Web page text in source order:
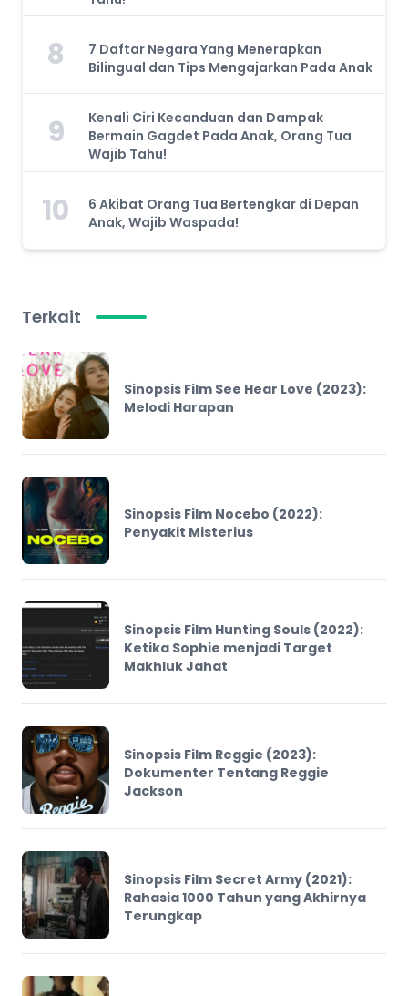
8
7 Daftar Negara Yang Menerapkan
Bilingual dan Tips Mengajarkan Pada Anak
9
Kenali Ciri Kecanduan dan Dampak
Bermain Gagdet Pada Anak, Orang Tua
Wajib Tahu!
10
6 Akibat Orang Tua Bertengkar di Depan
Anak, Wajib Waspada!
Terkait
Sinopsis Film See Hear Love (2023):
Melodi Harapan
Sinopsis Film Nocebo (2022):
Penyakit Misterius
Sinopsis Film Hunting Souls (2022):
Ketika Sophie menjadi Target
Makhluk Jahat
Sinopsis Film Reggie (2023):
Dokumenter Tentang Reggie
Jackson
Sinopsis Film Secret Army (2021):
Rahasia 1000 Tahun yang Akhirnya
Terungkap